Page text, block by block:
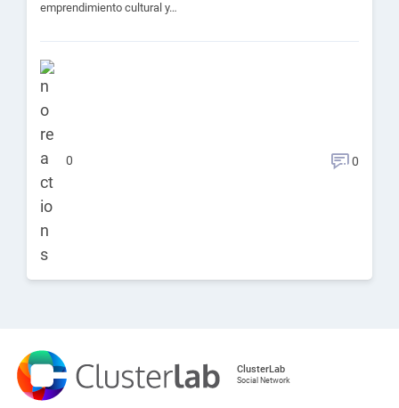
emprendimiento cultural y…
0 0
ClusterLab
Social Network